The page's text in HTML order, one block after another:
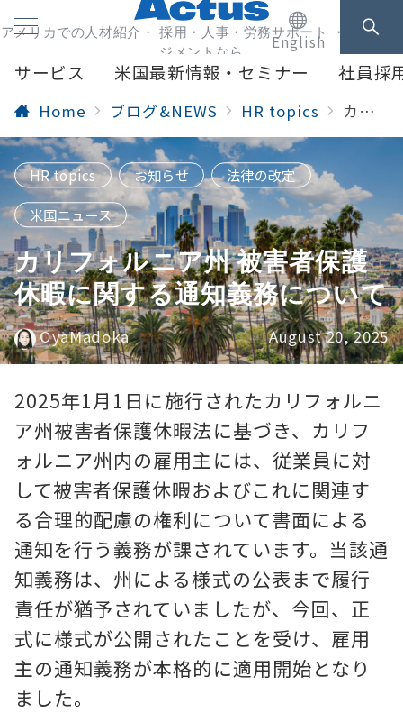
アメリカでの人材紹介・ 採用・人事・労務サポート ・人事マネ
ジメントなら
English
サービス 米国最新情報・セミナー 社員採
Home ブログ&NEWS HR topics カリフォルニア州 被害者保護休暇に関する通知義務について
HR topics お知らせ
法律の改定
米国ニュース
カリフォルニア州 被害者保護
休暇に関する通知義務について
August 20, 2025
OyaMadoka
2025年1月1日に施行されたカリフォルニ
ア州被害者保護休暇法に基づき、カリフ
ォルニア州内の雇用主には、従業員に対
して被害者保護休暇およびこれに関連す
る合理的配慮の権利について書面による
通知を行う義務が課されています。当該通
知義務は、州による様式の公表まで履行
責任が猶予されていましたが、今回、正
式に様式が公開されたことを受け、雇用
主の通知義務が本格的に適用開始となり
ました。